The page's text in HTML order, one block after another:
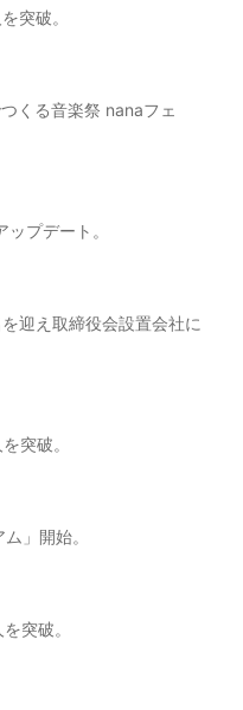
突破。
くる音楽祭 nanaフェ
プデート。
迎え取締役会設置会社に
突破。
」開始。
突破。